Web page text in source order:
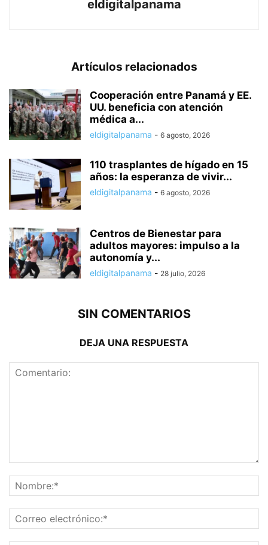
eldigitalpanama
Artículos relacionados
Cooperación entre Panamá y EE.
UU. beneficia con atención
médica a...
eldigitalpanama - 6 agosto, 2026
110 trasplantes de hígado en 15
años: la esperanza de vivir...
eldigitalpanama - 6 agosto, 2026
Centros de Bienestar para
adultos mayores: impulso a la
autonomía y...
eldigitalpanama - 28 julio, 2026
SIN COMENTARIOS
DEJA UNA RESPUESTA